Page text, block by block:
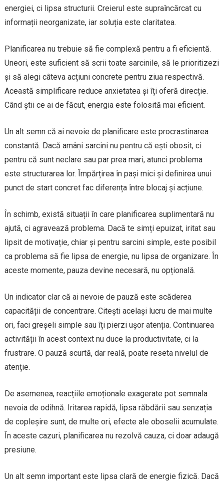
energiei, ci lipsa structurii. Creierul este supraîncărcat cu
informații neorganizate, iar soluția este claritatea.
Planificarea nu trebuie să fie complexă pentru a fi eficientă.
Uneori, este suficient să scrii toate sarcinile, să le prioritizezi
și să alegi câteva acțiuni concrete pentru ziua respectivă.
Această simplificare reduce anxietatea și îți oferă direcție.
Când știi ce ai de făcut, energia este folosită mai eficient.
Un alt semn că ai nevoie de planificare este procrastinarea
constantă. Dacă amâni sarcini nu pentru că ești obosit, ci
pentru că sunt neclare sau par prea mari, atunci problema
este structurarea lor. Împărțirea în pași mici și definirea unui
punct de start concret fac diferența între blocaj și acțiune.
În schimb, există situații în care planificarea suplimentară nu
ajută, ci agravează problema. Dacă te simți epuizat, iritat sau
lipsit de motivație, chiar și pentru sarcini simple, este posibil
ca problema să fie lipsa de energie, nu lipsa de organizare. În
aceste momente, pauza devine necesară, nu opțională.
Un indicator clar că ai nevoie de pauză este scăderea
capacității de concentrare. Citești același lucru de mai multe
ori, faci greșeli simple sau îți pierzi ușor atenția. Continuarea
activității în acest context nu duce la productivitate, ci la
frustrare. O pauză scurtă, dar reală, poate reseta nivelul de
atenție.
De asemenea, reacțiile emoționale exagerate pot semnala
nevoia de odihnă. Iritarea rapidă, lipsa răbdării sau senzația
de copleșire sunt, de multe ori, efecte ale oboselii acumulate.
În aceste cazuri, planificarea nu rezolvă cauza, ci doar adaugă
presiune.
Un alt semn important este lipsa clară de energie fizică. Dacă